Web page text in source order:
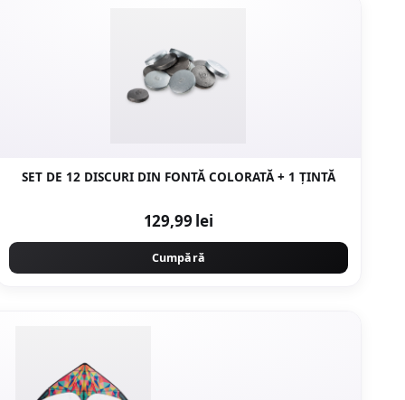
SET DE 12 DISCURI DIN FONTĂ COLORATĂ + 1 ȚINTĂ
129,99 lei
Cumpără